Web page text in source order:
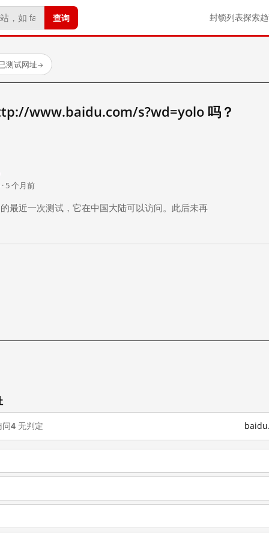
查询 封锁列表探索
测试网址→
www.baidu.com/s?wd=yolo 吗？
5 个月前
最近一次测试，它在中国大陆可以访问。此后未再
问4 无判定